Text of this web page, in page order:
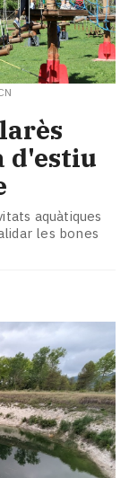
d'estiu
aquàtiques
les bones